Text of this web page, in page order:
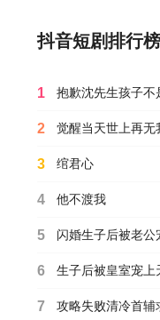
线观看播放被未婚夫的母亲
抖音短剧排行榜
1 抱歉沈先生孩子不
2 觉醒当天世上再无
3 绾君心
4 他不渡我
5 闪婚生子后被老公
6 生子后被皇室宠上
7 攻略失败清冷首辅